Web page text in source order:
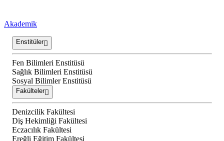
Akademik
Enstitüler
Fen Bilimleri Enstitüsü
Sağlık Bilimleri Enstitüsü
Sosyal Bilimler Enstitüsü
Fakülteler
Denizcilik Fakültesi
Diş Hekimliği Fakültesi
Eczacılık Fakültesi
Ereğli Eğitim Fakültesi